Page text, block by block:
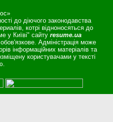
до діючого законодавства
котрі відноносяться до
у Київі" сайту resume.ua
Адміністрація може
інформаційних матеріалів та
користувачами у тексті